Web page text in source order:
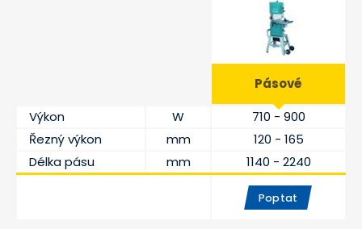
Pásové
Výkon
W
710 - 900
Řezný výkon
mm
120 - 165
Délka pásu
mm 1140 - 2240
Poptat